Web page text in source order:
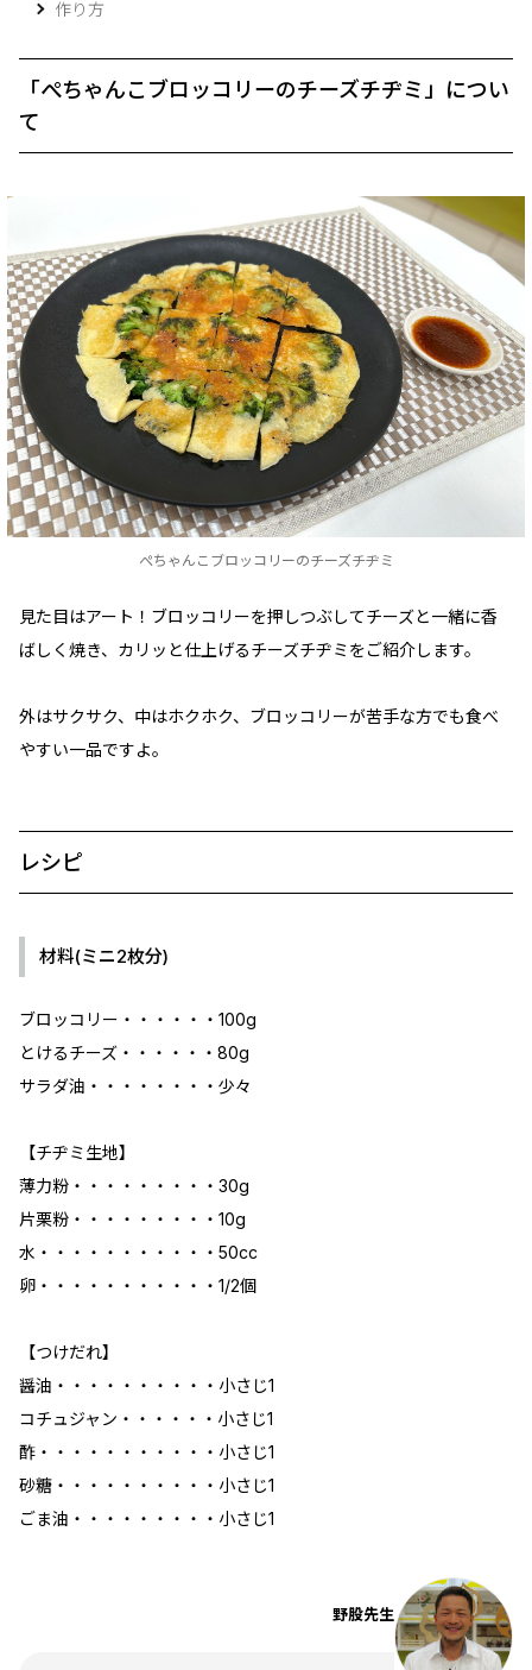
作り方
「ぺちゃんこブロッコリーのチーズチヂミ」につい
て
ぺちゃんこブロッコリーのチーズチヂミ
見た目はアート！ブロッコリーを押しつぶしてチーズと一緒に香
ばしく焼き、カリッと仕上げるチーズチヂミをご紹介します。
外はサクサク、中はホクホク、ブロッコリーが苦手な方でも食べ
やすい一品ですよ。
レシピ
材料(ミニ2枚分)
ブロッコリー・・・・・・100g
とけるチーズ・・・・・・80g
サラダ油・・・・・・・・少々
【チヂミ生地】
薄力粉・・・・・・・・・30g
片栗粉・・・・・・・・・10g
水・・・・・・・・・・・50cc
卵・・・・・・・・・・・1/2個
【つけだれ】
醤油・・・・・・・・・・小さじ1
コチュジャン・・・・・・小さじ1
酢・・・・・・・・・・・小さじ1
砂糖・・・・・・・・・・小さじ1
ごま油・・・・・・・・・小さじ1
野股先生